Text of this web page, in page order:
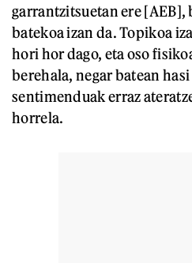
garrantzitsuetan ere [AEB],
batekoa izan da. Topikoa
hori hor dago, eta oso
berehala, negar batean
sentimenduak erraz
horrela.